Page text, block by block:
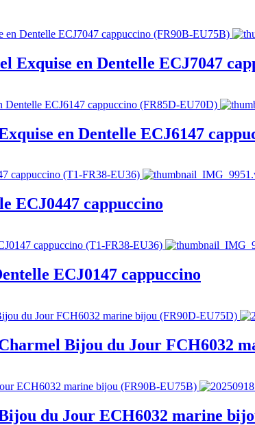
Exquise en Dentelle ECJ7047
en Dentelle ECJ6147
ECJ0447 cappuccino
ECJ0147 cappuccino
Bijou du Jour FCH6032
du Jour ECH6032 marine